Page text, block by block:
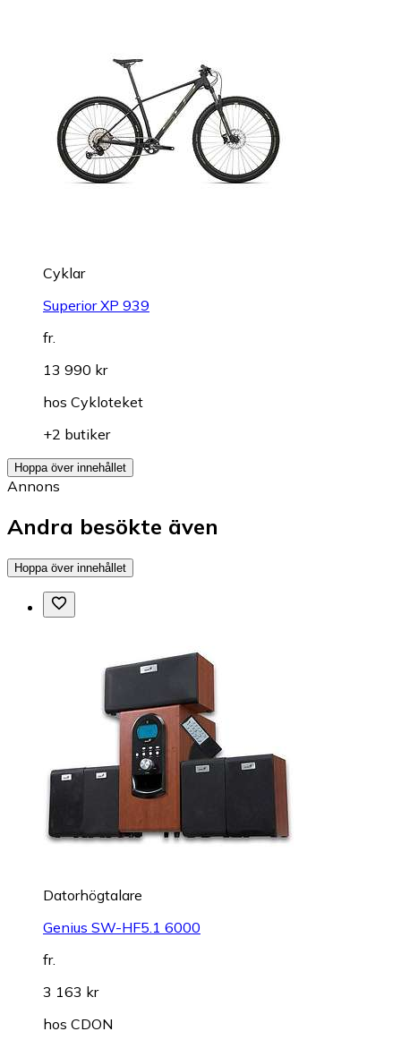
Cyklar
Superior XP 939
fr.
13 990 kr
hos Cykloteket
+2 butiker
Hoppa över innehållet
Annons
Andra besökte även
Hoppa över innehållet
Datorhögtalare
Genius SW-HF5.1 6000
fr.
3 163 kr
hos CDON